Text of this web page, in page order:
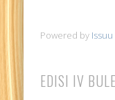
Powered by Issuu
EDISI IV